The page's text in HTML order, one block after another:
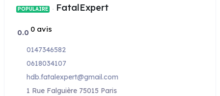
POPULAIRE FatalExpert
0.0 0 avis
0147346582
0618034107
hdb.fatalexpert@gmail.com
1 Rue Falguière 75015 Paris